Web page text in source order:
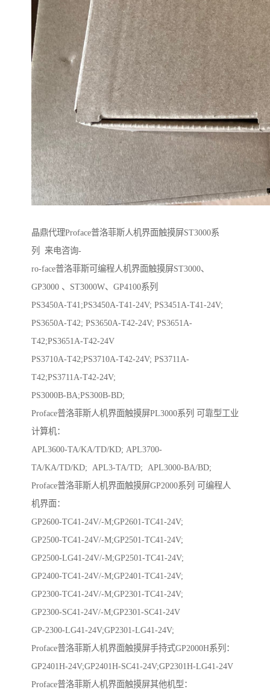
晶鼎代理Proface普洛菲斯人机界面触摸屏ST3000系
列 来电咨询-
ro-face普洛菲斯可编程人机界面触摸屏ST3000、
GP3000 、ST3000W、GP4100系列
PS3450A-T41;PS3450A-T41-24V; PS3451A-T41-24V;
PS3650A-T42; PS3650A-T42-24V; PS3651A-
T42;PS3651A-T42-24V
PS3710A-T42;PS3710A-T42-24V; PS3711A-
T42;PS3711A-T42-24V;
PS3000B-BA;PS300B-BD;
Proface普洛菲斯人机界面触摸屏PL3000系列 可靠型工业
计算机：
APL3600-TA/KA/TD/KD; APL3700-
TA/KA/TD/KD; APL3-TA/TD; APL3000-BA/BD;
Proface普洛菲斯人机界面触摸屏GP2000系列 可编程人
机界面：
GP2600-TC41-24V/-M;GP2601-TC41-24V;
GP2500-TC41-24V/-M;GP2501-TC41-24V;
GP2500-LG41-24V/-M;GP2501-TC41-24V;
GP2400-TC41-24V/-M;GP2401-TC41-24V;
GP2300-TC41-24V/-M;GP2301-TC41-24V;
GP2300-SC41-24V/-M;GP2301-SC41-24V
GP-2300-LG41-24V;GP2301-LG41-24V;
Proface普洛菲斯人机界面触摸屏手持式GP2000H系列：
GP2401H-24V;GP2401H-SC41-24V;GP2301H-LG41-24V
Proface普洛菲斯人机界面触摸屏其他机型：